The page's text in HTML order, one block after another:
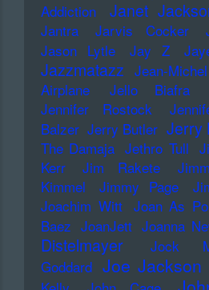
Addiction
Janet
Jantra
Jarvis Cocker
Jason Lytle
Jay Z
Jazzmatazz Jean-
Airplane
Jello Biafra
Jennifer Rostock
Balzer Jerry Butler Jerry
The Damaja Jethro Tull
Kerr
Jim Rakete
Kimmel
Jimmy Page
Joachim Witt Joan As
Baez JoanJett Joanna
Distelmayer
Jock
Goddard Joe Jackson